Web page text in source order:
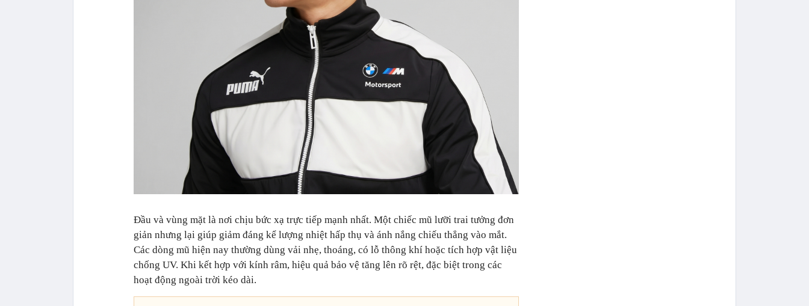
Đầu và vùng mặt là nơi chịu bức xạ trực tiếp mạnh nhất. Một chiếc mũ lưỡi trai tưởng đơn
giản nhưng lại giúp giảm đáng kể lượng nhiệt hấp thụ và ánh nắng chiếu thẳng vào mắt.
Các dòng mũ hiện nay thường dùng vải nhẹ, thoáng, có lỗ thông khí hoặc tích hợp vật liệu
chống UV. Khi kết hợp với kính râm, hiệu quả bảo vệ tăng lên rõ rệt, đặc biệt trong các
hoạt động ngoài trời kéo dài.